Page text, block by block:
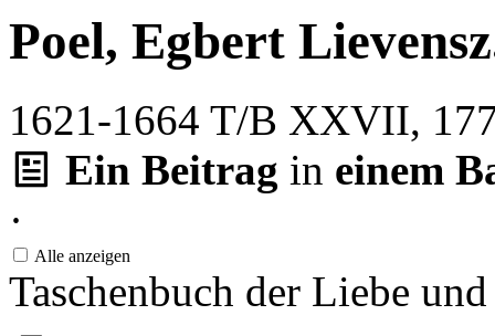
Poel, Egbert
1621-1664 T/B XXVII,
Ein Beitrag in einem
·
Alle anzeigen
Taschenbuch der Liebe